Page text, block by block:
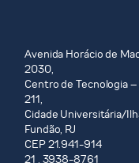
Avenida Horácio de
2030,
Centro de Tecnologia
211,
Cidade Universitária/
Fundão, RJ
CEP 21.941-914
21 . 3938-8761